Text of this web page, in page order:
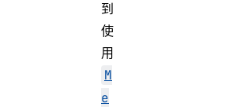
到
使
用
M
e